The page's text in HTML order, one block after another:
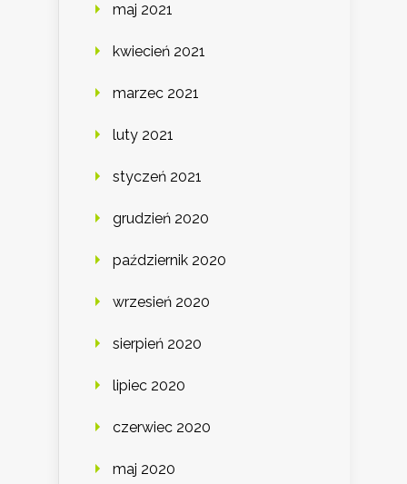
maj 2021
kwiecień 2021
marzec 2021
luty 2021
styczeń 2021
grudzień 2020
październik 2020
wrzesień 2020
sierpień 2020
lipiec 2020
czerwiec 2020
maj 2020